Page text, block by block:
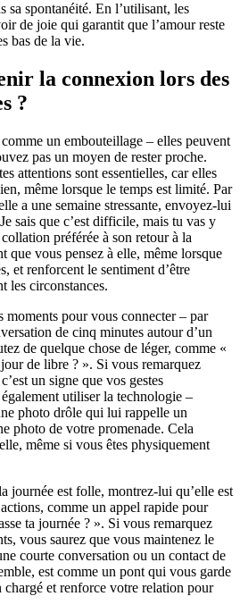
sa spontanéité. En l’utilisant, les
de joie qui garantit que l’amour reste
bas de la vie.
la connexion lors des
?
un embouteillage – elles peuvent
pas un moyen de rester proche.
attentions sont essentielles, car elles
même lorsque le temps est limité. Par
a une semaine stressante, envoyez-lui
sais que c’est difficile, mais tu vas y
préférée à son retour à la
que vous pensez à elle, même lorsque
et renforcent le sentiment d’être
les circonstances.
moments pour vous connecter – par
de cinq minutes autour d’un
de quelque chose de léger, comme «
de libre ? ». Si vous remarquez
un signe que vos gestes
utiliser la technologie –
photo drôle qui lui rappelle un
photo de votre promenade. Cela
même si vous êtes physiquement
journée est folle, montrez-lui qu’elle est
comme un appel rapide pour
ta journée ? ». Si vous remarquez
vous saurez que vous maintenez le
courte conversation ou un contact de
est comme un pont qui vous garde
chargé et renforce votre relation pour